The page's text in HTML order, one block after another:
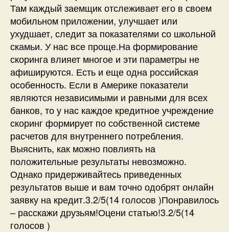
Там каждый заемщик отслеживает его в своем
мобильном приложении, улучшает или
ухудшает, следит за показателями со школьной
скамьи. У нас все проще.На формирование
скоринга влияет многое и эти параметры не
афишируются. Есть и еще одна российская
особенность. Если в Америке показатели
являются независимыми и равными для всех
банков, то у нас каждое кредитное учреждение
скоринг формирует по собственной системе
расчетов для внутреннего потребления.
Выяснить, как можно повлиять на
положительные результаты невозможно.
Однако придерживайтесь приведенных
результатов выше и вам точно одобрят онлайн
заявку на кредит.3.2/5(14 голосов )Понравилось
– расскажи друзьям!Оцени статью!3.2/5(14
голосов )